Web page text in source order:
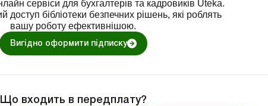
сервіси для бухгалтерів та кадровиків Uteka.
доступ бібліотеки безпечних рішень, які роблять
вашу роботу ефективнішою.
Вигідно оформити підписку
Що входить в передплату?